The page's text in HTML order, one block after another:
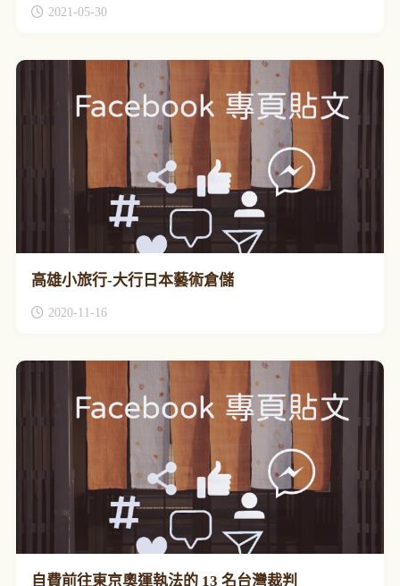
2021-05-30
高雄小旅行-大行日本藝術倉儲
2020-11-16
自費前往東京奧運執法的 13 名台灣裁判